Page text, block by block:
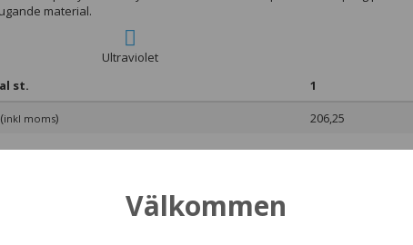
material.
Ultraviolet
st.
1
inkl moms) 206,25
denna produkt
Välkommen